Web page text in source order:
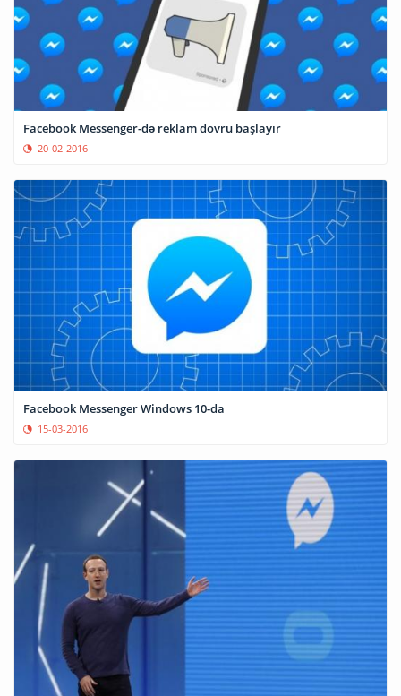
Facebook Messenger-də reklam dövrü başlayır
20-02-2016
Facebook Messenger Windows 10-da
15-03-2016